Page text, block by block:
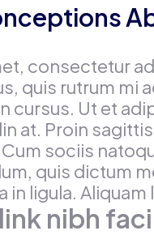
consectetur
quis rutrum mi
cursus. Ut et
at. Proin
sociis
quis dictum
ligula.
nibh